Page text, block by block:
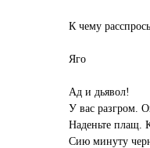
К чему
Яго
Ад и дьявол!
У вас разгром.
Наденьте плащ.
Сию минуту